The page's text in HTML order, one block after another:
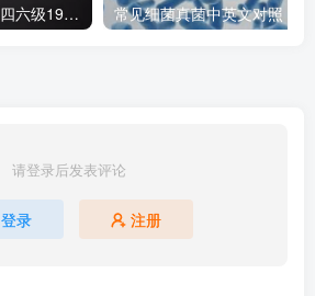
全面更新！大学英语四六级1990-2024年12月真题高清PDF版本！无水印！包含详细答案解析，听力音频！ 常见细菌真菌中英文对照
请登录后发表评论
登录 注册